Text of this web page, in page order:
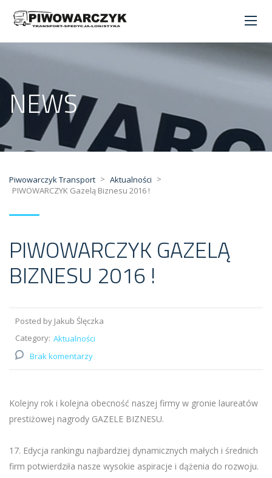
NEWS
Piwowarczyk Transport > Aktualności >
PIWOWARCZYK Gazelą Biznesu 2016 !
PIWOWARCZYK GAZELĄ
BIZNESU 2016 !
Posted by Jakub Ślęczka
Category: Aktualności
Brak komentarzy
Kolejny rok i kolejna obecność naszej firmy w gronie laureatów
prestiżowej nagrody GAZELE BIZNESU.
17. Edycja rankingu najbardziej dynamicznych małych i średnich
firm potwierdziła nasze wysokie aspiracje i dążenia do rozwoju.